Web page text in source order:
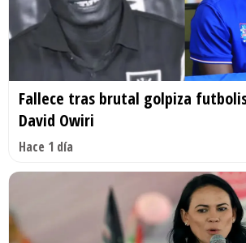
Fallece tras brutal golpiza
David Owiri
Hace 1 día